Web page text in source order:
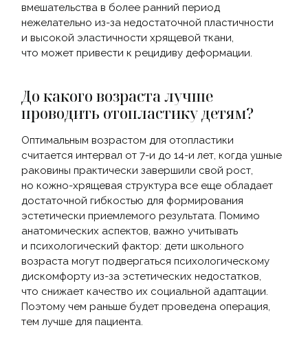
вмешательства в более ранний период
нежелательно из-за недостаточной пластичности
и высокой эластичности хрящевой ткани,
что может привести к рецидиву деформации.
До какого возраста лучше
проводить отопластику детям?
Оптимальным возрастом для отопластики
считается интервал от 7-и до 14-и лет, когда ушные
раковины практически завершили свой рост,
но кожно-хрящевая структура все еще обладает
достаточной гибкостью для формирования
эстетически приемлемого результата. Помимо
анатомических аспектов, важно учитывать
и психологический фактор: дети школьного
возраста могут подвергаться психологическому
дискомфорту из-за эстетических недостатков,
что снижает качество их социальной адаптации.
Поэтому чем раньше будет проведена операция,
тем лучше для пациента.